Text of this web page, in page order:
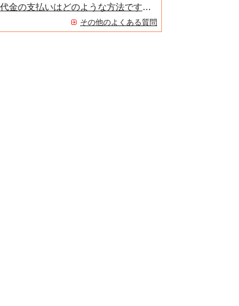
代金の支払いはどのような方法ですか？
その他のよくある質問